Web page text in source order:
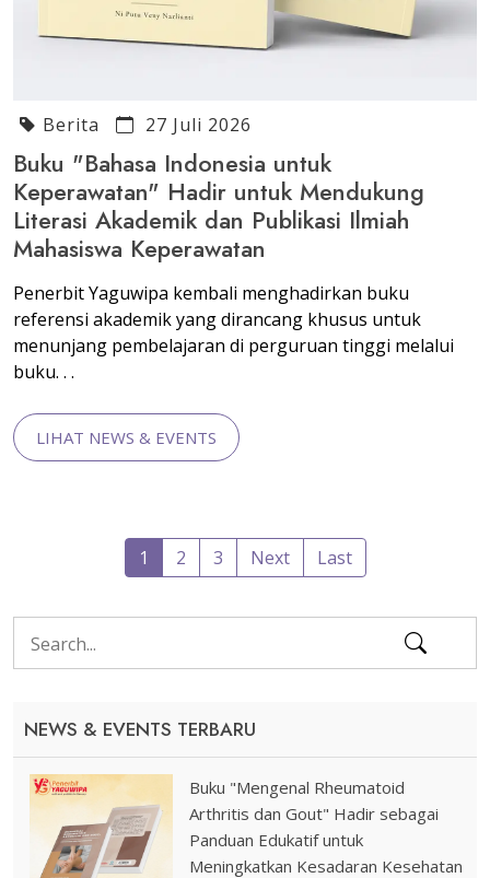
Berita 27 Juli 2026
Buku "Bahasa Indonesia untuk
Keperawatan" Hadir untuk Mendukung
Literasi Akademik dan Publikasi Ilmiah
Mahasiswa Keperawatan
Penerbit Yaguwipa kembali menghadirkan buku
referensi akademik yang dirancang khusus untuk
menunjang pembelajaran di perguruan tinggi melalui
buku. . .
LIHAT NEWS & EVENTS
1 2 3 Next Last
NEWS & EVENTS TERBARU
Buku "Mengenal Rheumatoid
Arthritis dan Gout" Hadir sebagai
Panduan Edukatif untuk
Meningkatkan Kesadaran Kesehatan